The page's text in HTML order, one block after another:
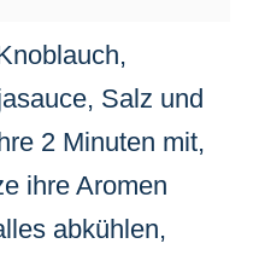
Salz und
2 Minuten mit,
ihre Aromen
abkühlen,